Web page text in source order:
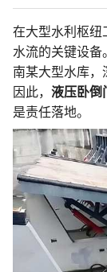
在大型水利枢纽
水流的关键设备
南某大型水库，
因此， 液压卧倒
是责任落地。